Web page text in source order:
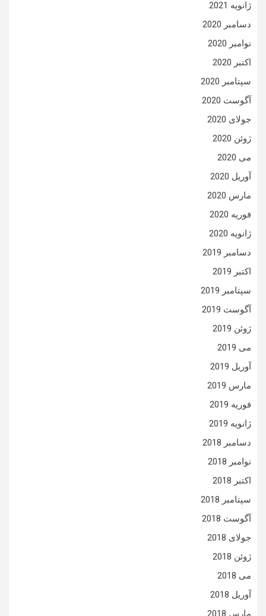
ژانویه 2021
دسامبر 2020
نوامبر 2020
اکتبر 2020
سپتامبر 2020
آگوست 2020
جولای 2020
ژوئن 2020
می 2020
آوریل 2020
مارس 2020
فوریه 2020
ژانویه 2020
دسامبر 2019
اکتبر 2019
سپتامبر 2019
آگوست 2019
ژوئن 2019
می 2019
آوریل 2019
مارس 2019
فوریه 2019
ژانویه 2019
دسامبر 2018
نوامبر 2018
اکتبر 2018
سپتامبر 2018
آگوست 2018
جولای 2018
ژوئن 2018
می 2018
آوریل 2018
مارس 2018